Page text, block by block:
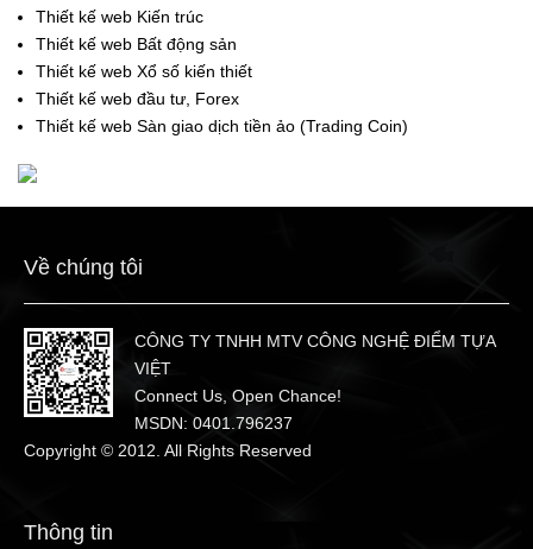
Thiết kế web Kiến trúc
Thiết kế web Bất động sản
Thiết kế web Xổ số kiến thiết
Thiết kế web đầu tư, Forex
Thiết kế web Sàn giao dịch tiền ảo (Trading Coin)
Về chúng tôi
CÔNG TY TNHH MTV CÔNG NGHỆ ĐIỂM TỰA
VIỆT
Connect Us, Open Chance!
MSDN: 0401.796237
Copyright © 2012. All Rights Reserved
Thông tin